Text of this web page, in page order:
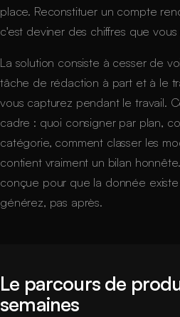
place. Reconstituer un compte
c'est deviner des chiffres que vous
La solution consiste à cesser de
tâche de rédaction à part et à le
vous capturez pendant le travail.
cadre : quoi consigner par plan,
catégorie, comment classer les
contient vraiment un bilan
conçue pour que la donnée
générez, pas après.
Le parcours de
semaines